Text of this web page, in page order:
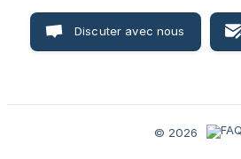
Discuter avec nous
© 2026